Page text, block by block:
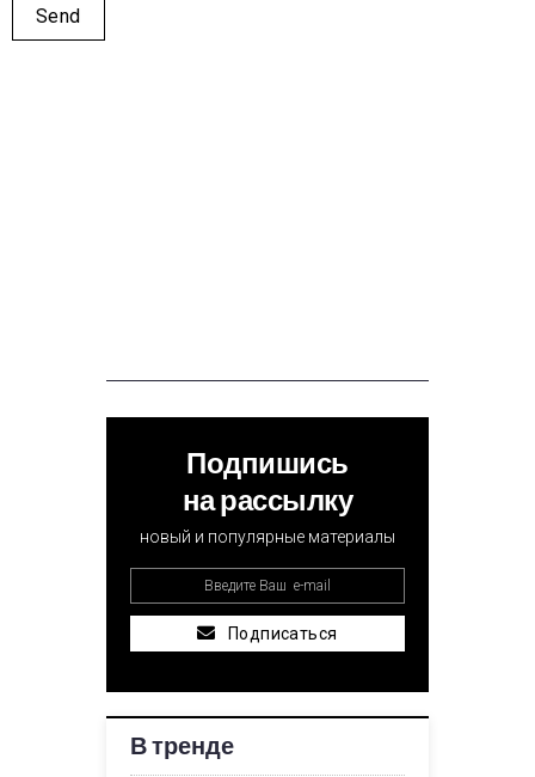
Подпишись
на рассылку
новый и популярные материалы
Подписаться
В тренде